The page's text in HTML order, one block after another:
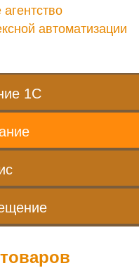
автоматизации
1С